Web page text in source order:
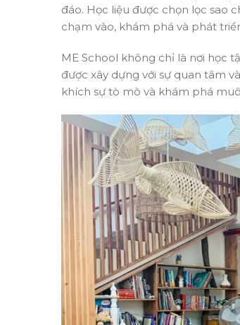
đáo. Học liệu được chọn lọc sao
chạm vào, khám phá và phát
ME School không chỉ là nơi học
được xây dựng với sự quan tâm
khích sự tò mò và khám phá